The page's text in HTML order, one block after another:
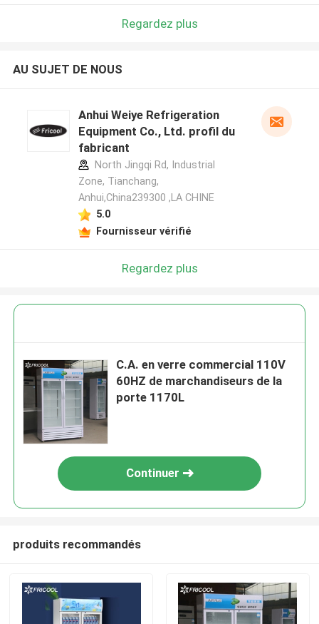
Regardez plus
AU SUJET DE NOUS
Anhui Weiye Refrigeration
Equipment Co., Ltd. profil du
fabricant
North Jingqi Rd, Industrial
Zone, Tianchang,
Anhui,China239300 ,LA CHINE
5.0
Fournisseur vérifié
Regardez plus
C.A. en verre commercial 110V
60HZ de marchandiseurs de la
porte 1170L
Continuer
produits recommandés